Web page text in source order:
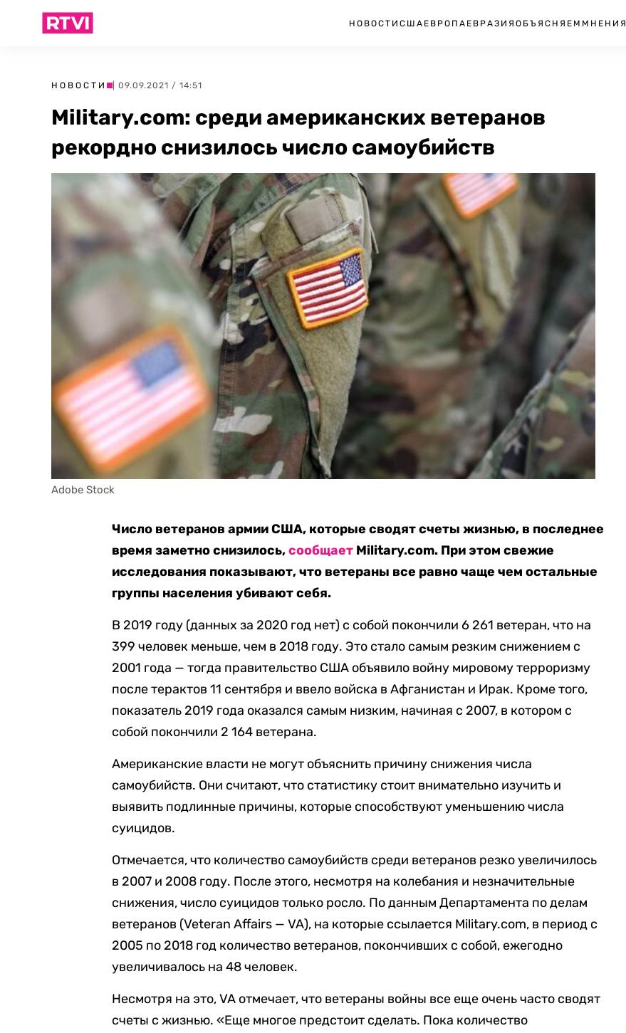
НОВОСТИ США ЕВРОПА ЕВРАЗИЯ ОБЪЯСНЯЕМ МНЕНИЯ
НОВОСТИ | 09.09.2021 / 14:51
Military.com: среди американских ветеранов
рекордно снизилось число самоубийств
Adobe Stock
Число ветеранов армии США, которые сводят счеты жизнью, в последнее
время заметно снизилось,сообщает Military.com. При этом свежие
исследования показывают, что ветераны все равно чаще чем остальные
группы населения убивают себя.
В 2019 году (данных за 2020 год нет) с собой покончили 6 261 ветеран, что на
399 человек меньше, чем в 2018 году. Это стало самым резким снижением с
2001 года — тогда правительство США объявило войну мировому терроризму
после терактов 11 сентября и ввело войска в Афганистан и Ирак. Кроме того,
показатель 2019 года оказался самым низким, начиная с 2007, в котором с
собой покончили 2 164 ветерана.
Американские власти не могут объяснить причину снижения числа
самоубийств. Они считают, что статистику стоит внимательно изучить и
выявить подлинные причины, которые способствуют уменьшению числа
суицидов.
Отмечается, что количество самоубийств среди ветеранов резко увеличилось
в 2007 и 2008 году. После этого, несмотря на колебания и незначительные
снижения, число суицидов только росло. По данным Департамента по делам
ветеранов (Veteran Affairs — VA), на которые ссылается Military.com, в период с
2005 по 2018 год количество ветеранов, покончивших с собой, ежегодно
увеличивалось на 48 человек.
Несмотря на это, VA отмечает, что ветераны войны все еще очень часто сводят
счеты с жизнью. «Еще многое предстоит сделать. Пока количество